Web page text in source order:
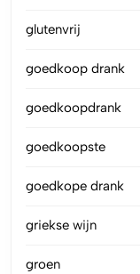
glutenvrij
goedkoop drank
goedkoopdrank
goedkoopste
goedkope drank
griekse wijn
groen